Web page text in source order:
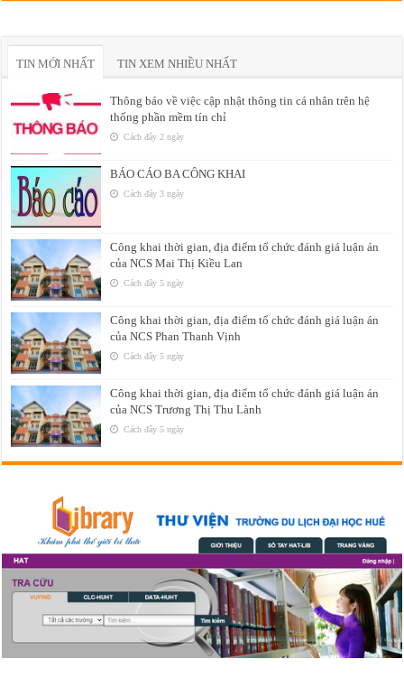
TIN MỚI NHẤT TIN XEM NHIỀU NHẤT
Thông báo về việc cập nhật thông tin cá nhân trên hệ
thống phần mềm tín chỉ
Cách đây 2 ngày
BÁO CÁO BA CÔNG KHAI
Cách đây 3 ngày
Công khai thời gian, địa điểm tổ chức đánh giá luận án
của NCS Mai Thị Kiều Lan
Cách đây 5 ngày
Công khai thời gian, địa điểm tổ chức đánh giá luận án
của NCS Phan Thanh Vịnh
Cách đây 5 ngày
Công khai thời gian, địa điểm tổ chức đánh giá luận án
của NCS Trương Thị Thu Lành
Cách đây 5 ngày